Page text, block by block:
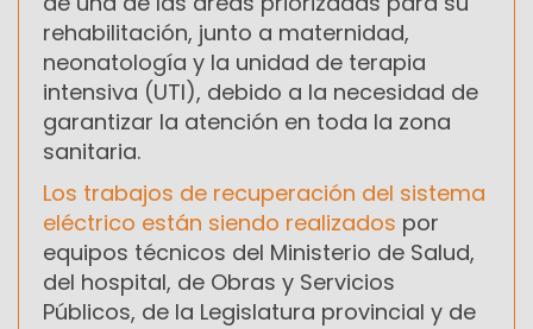
rehabilitación, junto a maternidad,
neonatología y la unidad de terapia
intensiva (UTI), debido a la necesidad de
garantizar la atención en toda la zona
sanitaria.
Los trabajos de recuperación del sistema
eléctrico están siendo realizados por
equipos técnicos del Ministerio de Salud,
del hospital, de Obras y Servicios
Públicos, de la Legislatura provincial y de